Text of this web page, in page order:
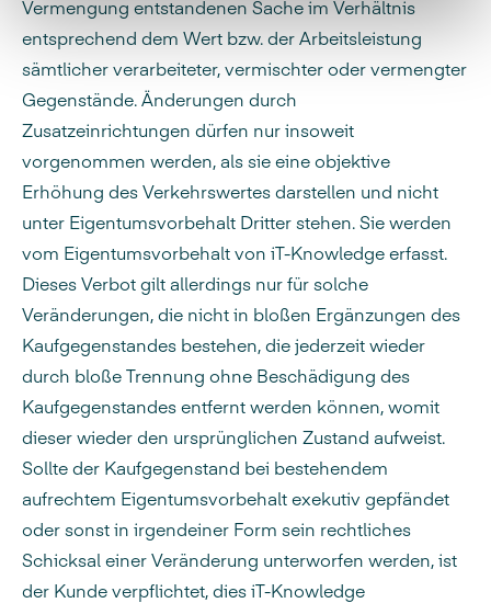
Vermengung entstandenen Sache im Verhältnis
entsprechend dem Wert bzw. der Arbeitsleistung
sämtlicher verarbeiteter, vermischter oder vermengter
Gegenstände. Änderungen durch
Zusatzeinrichtungen dürfen nur insoweit
vorgenommen werden, als sie eine objektive
Erhöhung des Verkehrswertes darstellen und nicht
unter Eigentumsvorbehalt Dritter stehen. Sie werden
vom Eigentumsvorbehalt von iT-Knowledge erfasst.
Dieses Verbot gilt allerdings nur für solche
Veränderungen, die nicht in bloßen Ergänzungen des
Kaufgegenstandes bestehen, die jederzeit wieder
durch bloße Trennung ohne Beschädigung des
Kaufgegenstandes entfernt werden können, womit
dieser wieder den ursprünglichen Zustand aufweist.
Sollte der Kaufgegenstand bei bestehendem
aufrechtem Eigentumsvorbehalt exekutiv gepfändet
oder sonst in irgendeiner Form sein rechtliches
Schicksal einer Veränderung unterworfen werden, ist
der Kunde verpflichtet, dies iT-Knowledge